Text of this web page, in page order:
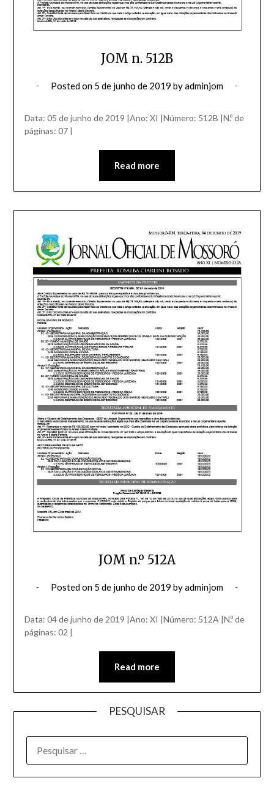
JOM n. 512B
Posted on 5 de junho de 2019 byadminjom
Data: 05 de junho de 2019 |Ano: XI |Número: 512B |N.º de
páginas: 07 |
Read more
JOM n.º 512A
Posted on 5 de junho de 2019 byadminjom
Data: 04 de junho de 2019 |Ano: XI |Número: 512A |N.º de
páginas: 02 |
Read more
PESQUISAR